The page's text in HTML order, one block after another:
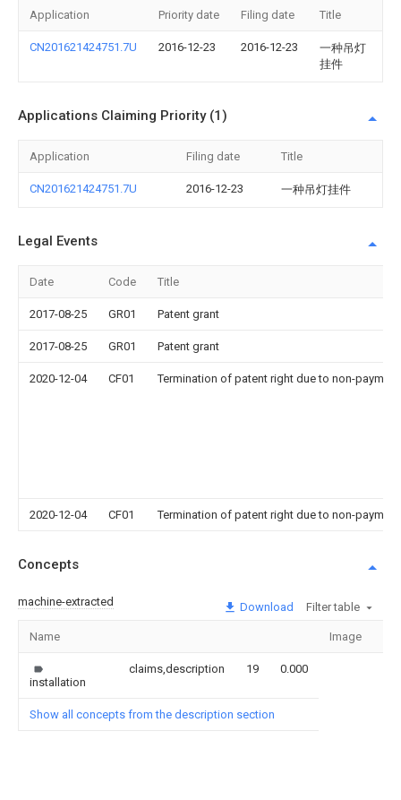
Application Priority date Filing date Title
CN201621424751.7U 2016-12-23 2016-12-23
一种吊灯
挂件
Applications Claiming Priority (1)
Application Filing date Title
CN201621424751.7U 2016-12-23 一种吊灯挂件
Legal Events
Date Code Title
2017-08-25 GR01 Patent grant
2017-08-25 GR01 Patent grant
2020-12-04 CF01 Termination of patent right due to non-
2020-12-04 CF01 Termination of patent right due to non-
Concepts
machine-extracted Download Filter table
Name Image
installation
claims,description 19 0.000
Show all concepts from the description section